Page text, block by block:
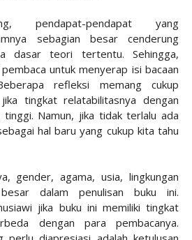
pendapat-pendapat yang
sebagian besar cenderung
dasar teori tertentu. Sehingga,
untuk menyerap isi bacaan
refleksi memang cukup
tingkat relatabilitasnya dengan
tinggi. Namun, jika tidak terlalu ada
hal baru yang cukup kita tahu
gender, agama, usia, lingkungan
dalam penulisan buku ini.
jika buku ini memiliki tingkat
dengan para pembacanya.